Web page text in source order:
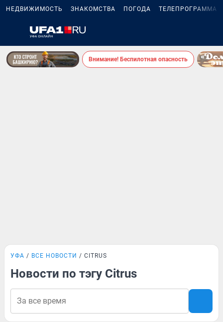
НЕДВИЖИМОСТЬ ЗНАКОМСТВА ПОГОДА ТЕЛЕПРОГРАММА
Внимание! Беспилотная опасность
УФА ВСЕ НОВОСТИ CITRUS
Новости по тэгу Citrus